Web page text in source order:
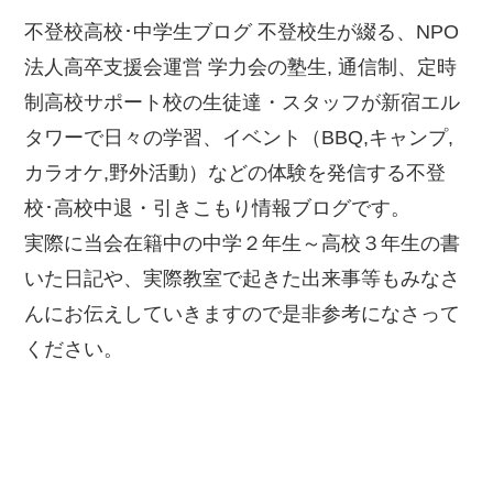
不登校高校･中学生ブログ 不登校生が綴る、NPO
法人高卒支援会運営 学力会の塾生, 通信制、定時
制高校サポート校の生徒達・スタッフが新宿エル
タワーで日々の学習、イベント（BBQ,キャンプ,
カラオケ,野外活動）などの体験を発信する不登
校･高校中退・引きこもり情報ブログです。
実際に当会在籍中の中学２年生～高校３年生の書
いた日記や、実際教室で起きた出来事等もみなさ
んにお伝えしていきますので是非参考になさって
ください。